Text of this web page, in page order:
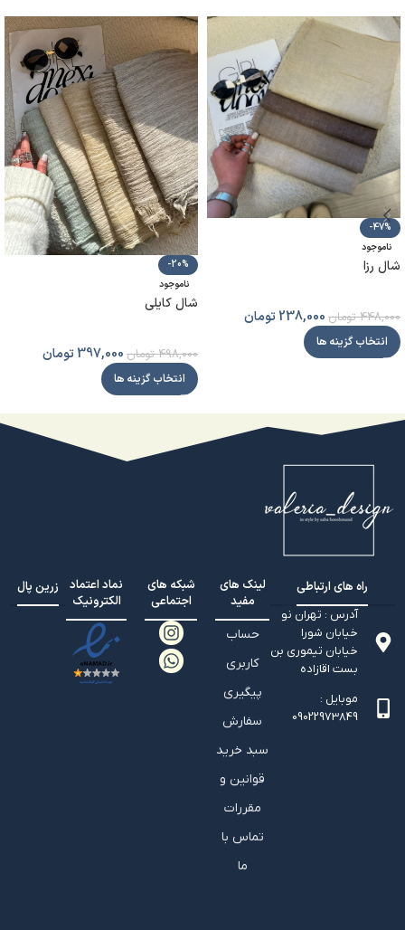
-47%
ناموجود
شال رزا
448,000 تومان 238,000تومان
انتخاب گزینه ها
-20%
ناموجود
شال کایلی
498,000 تومان 397,000تومان
انتخاب گزینه ها
راه های ارتباطی
آدرس : تهران نو
خیابان شورا
خیابان تيموري بن
بست اقازاده
موبایل :
09022973849
لینک های
مفید
حساب
کاربری
پیگیری
سفارش
سبد خرید
قوانین و
مقررات
تماس با
ما
شبکه های
اجتماعی
نماد اعتماد
الکترونیک
زرین پال